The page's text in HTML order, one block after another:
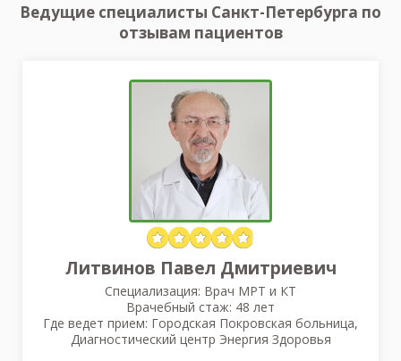
Ведущие специалисты Санкт-Петербурга по
отзывам пациентов
Литвинов Павел Дмитриевич
Специализация: Врач МРТ и КТ
Врачебный стаж: 48 лет
Где ведет прием: Городская Покровская больница,
Диагностический центр Энергия Здоровья